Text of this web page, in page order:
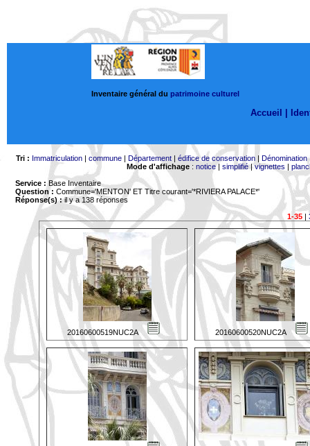
Inventaire général du patrimoine culturel
Accueil |
Tri : Immatriculation| commune| Département| édifice de conservation| Dénomination
Mode d'affichage: notice| simplifié|vignettes |
Service : Base Inventaire
Question : Commune='MENTON' ET Titre courant='*RIVIERA PALACE*'
Réponse(s) :il y a 138 réponses
1-35|
20160600519NUC2A 20160600520NUC2A